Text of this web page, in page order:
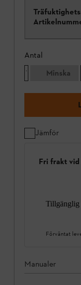
Antal
Minska
Jämför
Fri frakt
Tillgänglig
Förväntat
Manualer